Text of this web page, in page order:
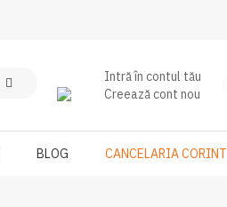
Intră în contul tău
Creează cont nou
BLOG CANCELARIA CORINT